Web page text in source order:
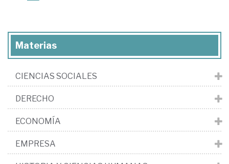
Materias
CIENCIAS SOCIALES
DERECHO
ECONOMÍA
EMPRESA